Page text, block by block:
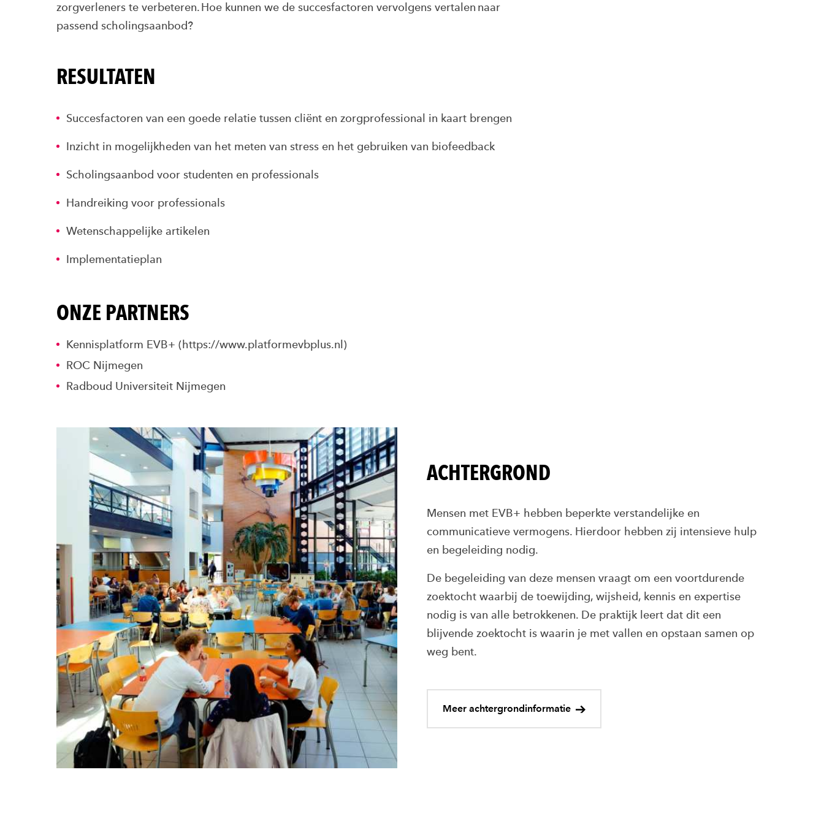
zorgverleners te verbeteren.Hoe kunnen we de succesfactoren vervolgens vertalen naar
passend scholingsaanbod?
RESULTATEN
Succesfactoren van een goede relatie tussen cliënt en zorgprofessional in kaart brengen
Inzicht in mogelijkheden van het meten van stress en het gebruiken van biofeedback
Scholingsaanbod voor studenten en professionals
Handreiking voor professionals
Wetenschappelijke artikelen
Implementatieplan
ONZE PARTNERS
Kennisplatform EVB+ (https://www.platformevbplus.nl)
ROC Nijmegen
Radboud Universiteit Nijmegen
ACHTERGROND
Mensen met EVB+ hebben beperkte verstandelijke en
communicatieve vermogens. Hierdoor hebben zij intensieve hulp
en begeleiding nodig.
De begeleiding van deze mensen vraagt om een voortdurende
zoektocht waarbij de toewijding, wijsheid, kennis en expertise
nodig is van alle betrokkenen. De praktijk leert dat dit een
blijvende zoektocht is waarin je met vallen en opstaan samen op
weg bent.
Meer achtergrondinformatie